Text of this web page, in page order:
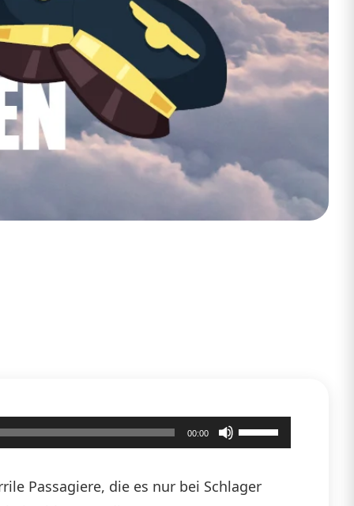
00:00
Pfeiltasten
Passagiere, die es nur bei Schlager